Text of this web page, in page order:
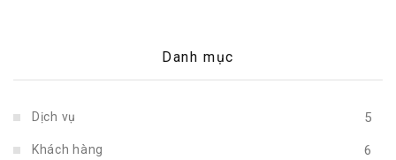
Danh mục
Dịch vụ 5
Khách hàng 6